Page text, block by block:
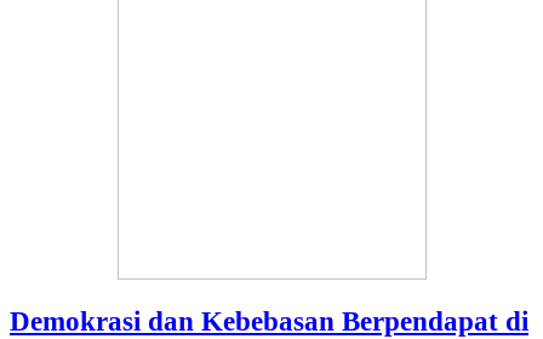
Demokrasi dan Kebebasan Berpendapat di